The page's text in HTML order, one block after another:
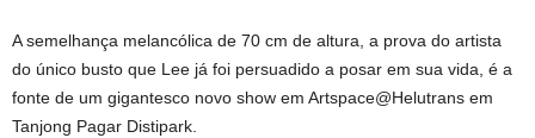
A semelhança melancólica de 70 cm de altura, a prova do artista
do único busto que Lee já foi persuadido a posar em sua vida, é a
fonte de um gigantesco novo show em Artspace@Helutrans em
Tanjong Pagar Distipark.